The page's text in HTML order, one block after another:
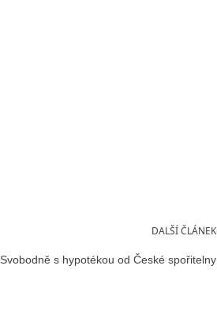
DALŠÍ ČLÁNEK
Svobodně s hypotékou od České spořitelny